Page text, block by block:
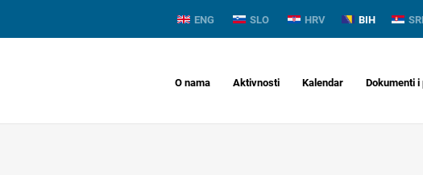
ENG SLO HRV BIH
O nama Aktivnosti Kalendar Dokumenti